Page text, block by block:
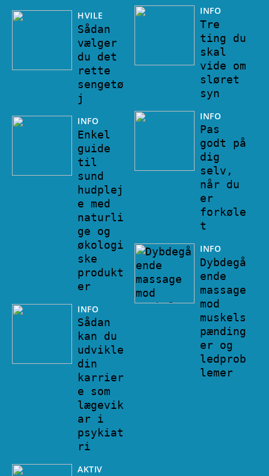
HVILE
Sådan
vælger
du det
rette
sengetø
j
INFO
Enkel
guide
til
sund
hudplej
e med
naturli
ge og
økologi
ske
produkt
er
INFO
Sådan
kan du
udvikle
din
karrier
e som
lægevik
ar i
psykiat
ri
AKTIV
INFO
Tre
ting du
skal
vide om
sløret
syn
INFO
Pas
godt på
dig
selv,
når du
er
forkøle
t
INFO
Dybdegå
ende
massage
mod
muskels
pænding
er og
ledprob
lemer